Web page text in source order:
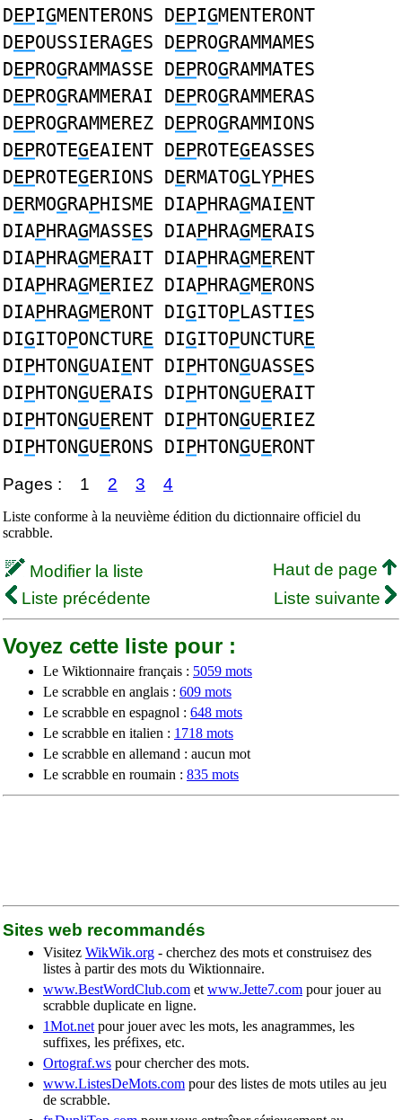
DEPIGMENTERONS DEPIGMENTERONT
DEPOUSSIERAGES DEPROGRAMMAMES
DEPROGRAMMASSE DEPROGRAMMATES
DEPROGRAMMERAI DEPROGRAMMERAS
DEPROGRAMMEREZ DEPROGRAMMIONS
DEPROTEGEAIENT DEPROTEGEASSES
DEPROTEGERIONS DERMATOGLYPHES
DERMOGRAPHISME DIAPHRAGMAIENT
DIAPHRAGMASSES DIAPHRAGMERAIS
DIAPHRAGMERAIT DIAPHRAGMERENT
DIAPHRAGMERIEZ DIAPHRAGMERONS
DIAPHRAGMERONT DIGITOPLASTIES
DIGITOPONCTURE DIGITOPUNCTURE
DIPHTONGUAIENT DIPHTONGUASSES
DIPHTONGUERAIS DIPHTONGUERAIT
DIPHTONGUERENT DIPHTONGUERIEZ
DIPHTONGUERONS DIPHTONGUERONT
Pages : 1 2 3 4
Liste conforme à la neuvième édition du dictionnaire officiel du
scrabble.
Modifier la liste
Haut de page
Liste précédente
Liste suivante
Voyez cette liste pour :
Le Wiktionnaire français : 5059 mots
Le scrabble en anglais : 609 mots
Le scrabble en espagnol : 648 mots
Le scrabble en italien : 1718 mots
Le scrabble en allemand : aucun mot
Le scrabble en roumain : 835 mots
Sites web recommandés
Visitez WikWik.org - cherchez des mots et construisez des
listes à partir des mots du Wiktionnaire.
www.BestWordClub.com et www.Jette7.com pour jouer au
scrabble duplicate en ligne.
1Mot.net pour jouer avec les mots, les anagrammes, les
suffixes, les préfixes, etc.
Ortograf.ws pour chercher des mots.
www.ListesDeMots.com pour des listes de mots utiles au jeu
de scrabble.